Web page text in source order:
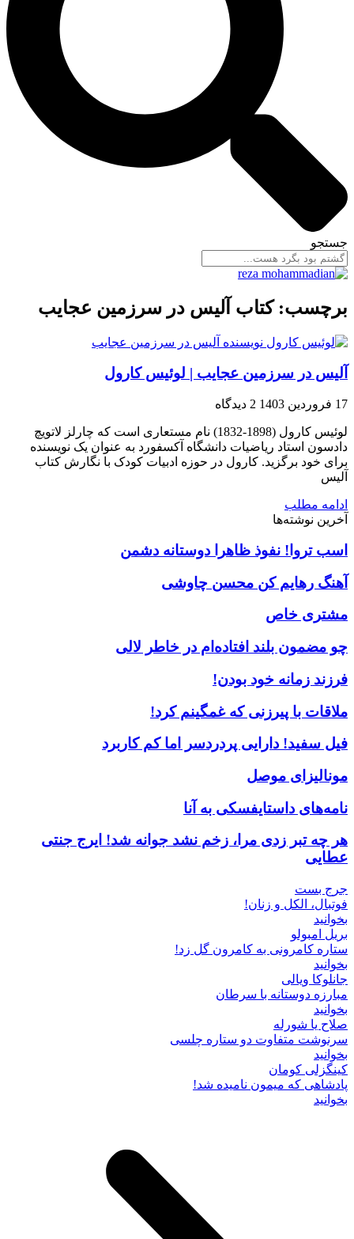
جستجو
برچسب: کتاب آلیس در سرزمین عجایب
آلیس در سرزمین عجایب | لوئیس کارول
17 فروردین 1403 2 دیدگاه
لوئیس کارول (1898-1832) نام مستعاری است که چارلز لاتویچ
دادسون استاد ریاضیات دانشگاه آکسفورد به عنوان یک نویسنده
برای خود برگزید. کارول در حوزه ادبیات کودک با نگارش کتاب
آلیس
ادامه مطلب
آخرین نوشته‌ها
اسب تروا! نفوذ ظاهرا دوستانه دشمن
آهنگ رهایم کن محسن چاوشی
مشتری خاص
چو مضمون بلند افتاده‌ام در خاطر لالی
فرزند زمانه خود بودن!
ملاقات با پیرزنی که غمگینم کرد!
فیل سفید! دارایی پردردسر اما کم کاربرد
مونالیزای موصل
نامه‌های داستایفسکی به آنا
هر چه تبر زدی مرا، زخم نشد جوانه شد! ایرج جنتی
عطایی
جرج بست
فوتبال، الکل و زنان!
بخوانید
بریل امبولو
ستاره کامرونی به کامرون گل زد!
بخوانید
جانلوکا ویالی
مبارزه دوستانه با سرطان
بخوانید
صلاح یا شورله
سرنوشت متفاوت دو ستاره چلسی
بخوانید
کینگزلی کومان
پادشاهی که میمون نامیده شد!
بخوانید